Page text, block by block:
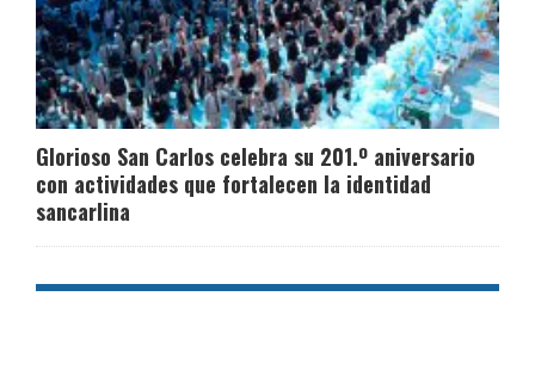
Glorioso San Carlos celebra su 201.º aniversario
con actividades que fortalecen la identidad
sancarlina